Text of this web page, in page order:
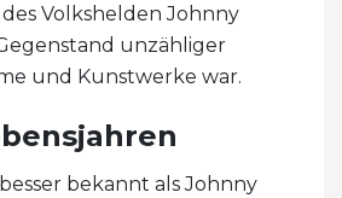
Volkshelden Johnny
unzähliger
und Kunstwerke war.
bekannt als Johnny